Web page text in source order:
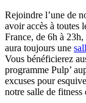
Rejoindre l’une de
avoir accès à toutes
France, de 6h à
aura toujours une
Vous bénéficierez
programme Pulp’
excuses pour
notre salle de fitness